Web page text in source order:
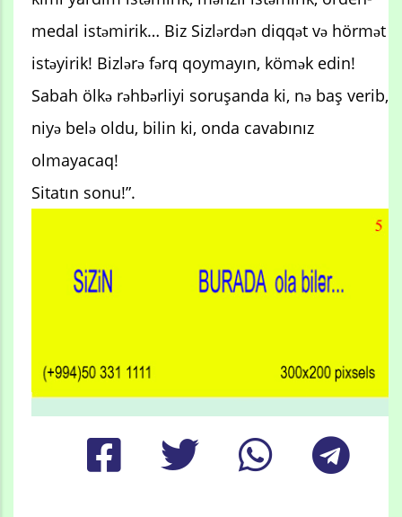
medal istəmirik… Biz Sizlərdən diqqət və hörmət
istəyirik! Bizlərə fərq qoymayın, kömək edin!
Sabah ölkə rəhbərliyi soruşanda ki, nə baş verib,
niyə belə oldu, bilin ki, onda cavabınız
olmayacaq!
Sitatın sonu!”.